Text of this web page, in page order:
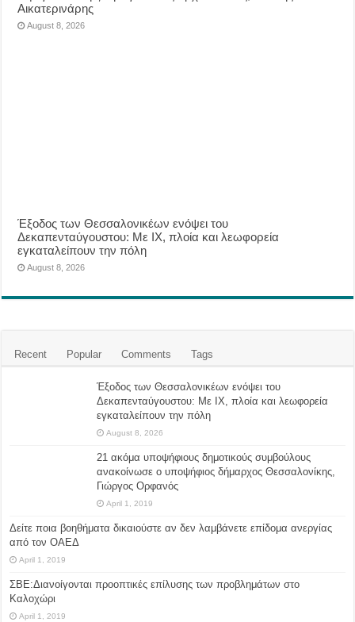
Αικατερινάρης
August 8, 2026
Έξοδος των Θεσσαλονικέων ενόψει του
Δεκαπενταύγουστου: Με ΙΧ, πλοία και λεωφορεία
εγκαταλείπουν την πόλη
August 8, 2026
Recent Popular Comments Tags
Έξοδος των Θεσσαλονικέων ενόψει του
Δεκαπενταύγουστου: Με ΙΧ, πλοία και λεωφορεία
εγκαταλείπουν την πόλη
August 8, 2026
21 ακόμα υποψήφιους δημοτικούς συμβούλους
ανακοίνωσε ο υποψήφιος δήμαρχος Θεσσαλονίκης,
Γιώργος Ορφανός
April 1, 2019
Δείτε ποια βοηθήματα δικαιούστε αν δεν λαμβάνετε επίδομα ανεργίας
από τον ΟΑΕΔ
April 1, 2019
ΣΒΕ:Διανοίγονται προοπτικές επίλυσης των προβλημάτων στο
Καλοχώρι
April 1, 2019